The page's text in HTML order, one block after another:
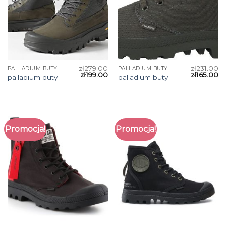
PALLADIUM BUTY
palladium buty
zł279.00
zł199.00
PALLADIUM BUTY
palladium buty
zł231.00
zł165.00
Promocja! Promocja!